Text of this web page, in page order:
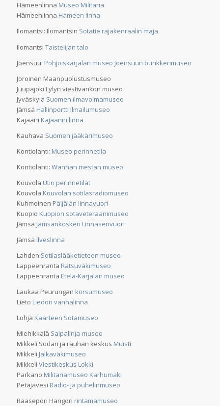
Hämeenlinna Museo Militaria
Hämeenlinna Hämeen linna
Ilomantsi: Ilomantsin Sotatie rajakenraalin maja
Ilomantsi Taistelijan talo
Joensuu: Pohjoiskarjalan museo Joensuun bunkkerimuseo
Joroinen Maanpuolustusmuseo
Juupajoki Lylyn viestivarikon museo
Jyväskylä Suomen ilmavoimamuseo
Jämsä Hallinportti Ilmailumuseo
Kajaani Kajaanin linna
Kauhava Suomen jääkärimuseo
Kontiolahti: Museo perinnetila
Kontiolahti: Wanhan mestan museo
Kouvola Utin perinnetilat
Kouvola Kouvolan sotilasradiomuseo
Kuhmoinen Päijälän linnavuori
Kuopio Kuopion sotaveteraanimuseo
Jämsä Jämsänkosken Linnasenvuori
Jämsä Ilveslinna
Lahden Sotilaslääketieteen museo
Lappeenranta Ratsuväkimuseo
Lappeenranta Etelä-Karjalan museo
Laukaa Peurungan korsumuseo
Lieto Liedon vanhalinna
Lohja Kaarteen Sotamuseo
Miehikkälä Salpalinja-museo
Mikkeli Sodan ja rauhan keskus Muisti
Mikkeli Jalkaväkimuseo
Mikkeli Viestikeskus Lokki
Parkano Militariamuseo Karhumäki
Petäjävesi Radio- ja puhelinmuseo
Raasepori Hangon rintamamuseo